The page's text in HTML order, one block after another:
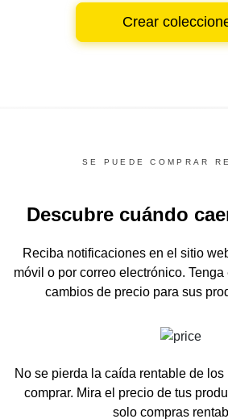
Crear
SE PUEDE COMPRAR
Descubre cuándo
Reciba notificaciones en el sitio
móvil o por correo electrónico. Tenga
cambios de precio para sus
No se pierda la caída rentable de
comprar. Mira el precio de tus
solo compras